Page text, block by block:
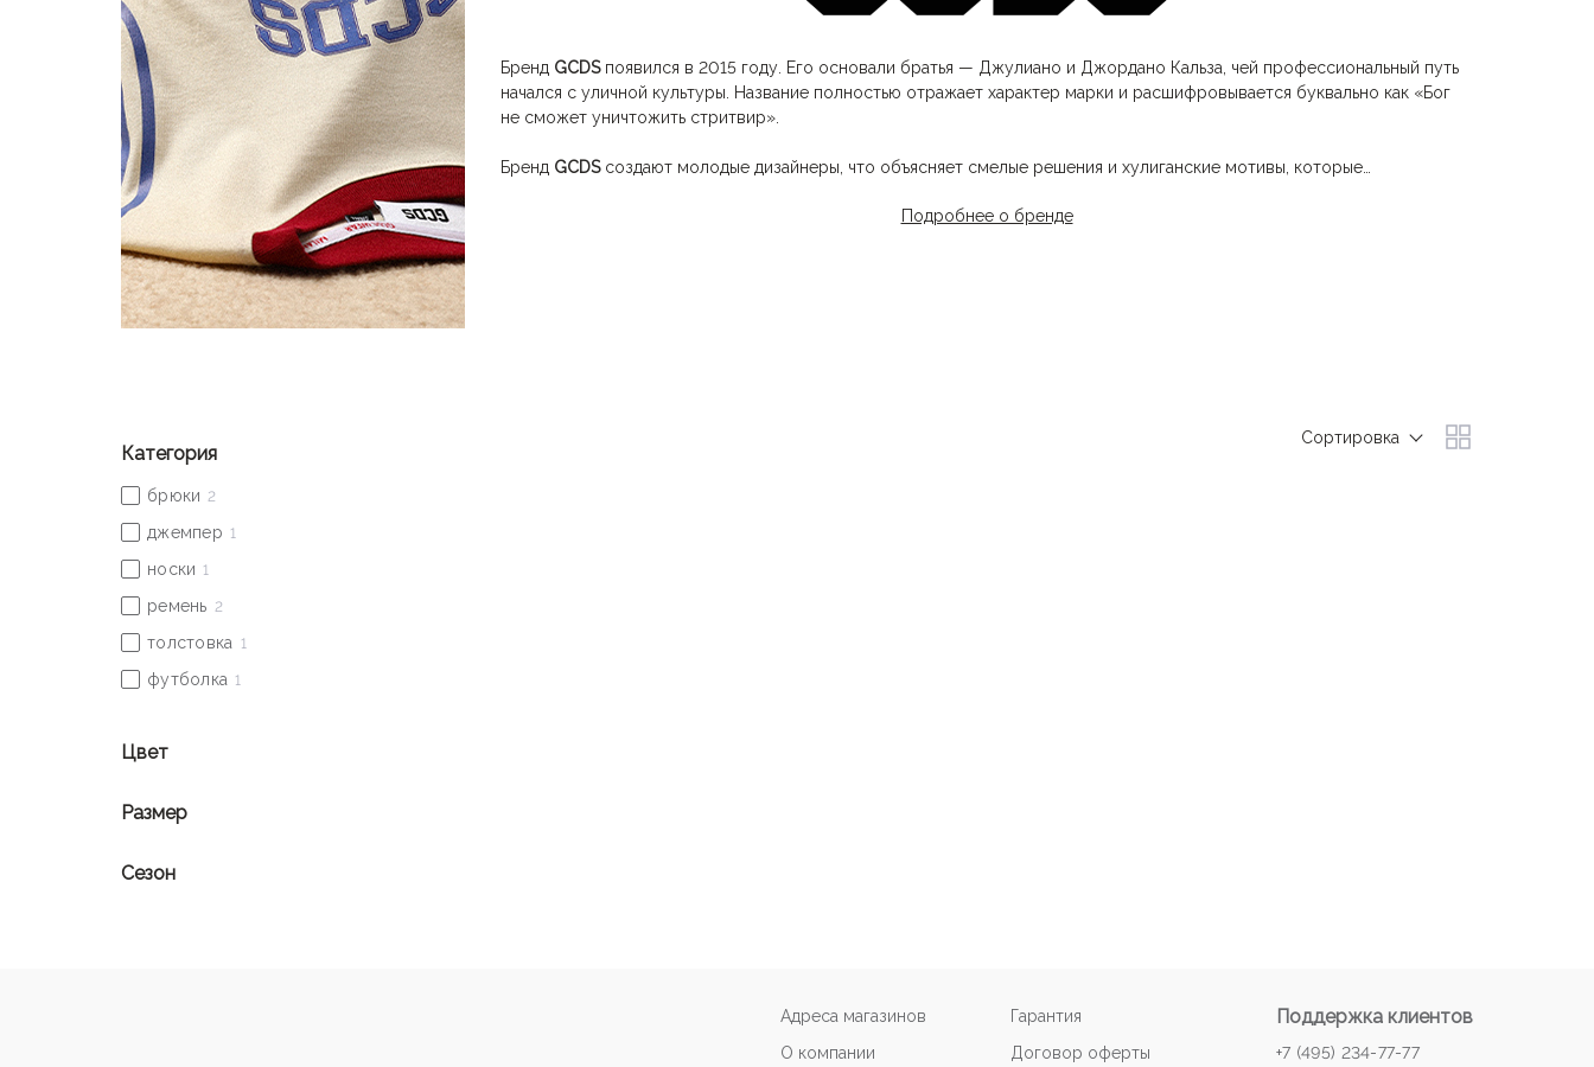
Бренд GCDSпоявился в 2015 году. Его основали братья — Джулиано и Джордано Кальза, чей профессиональный путь
начался с уличной культуры. Название полностью отражает характер марки и расшифровывается буквально как «Бог
не сможет уничтожить стритвир».
Бренд GCDSсоздают молодые дизайнеры, что объясняет смелые решения и хулиганские мотивы, которые
Подробнее о бренде
Сортировка
Категория
Цвет
Размер
Сезон
Адреса магазинов
О компании
Гарантия
Договор оферты
Поддержка клиентов
+7 (495) 234-77-77